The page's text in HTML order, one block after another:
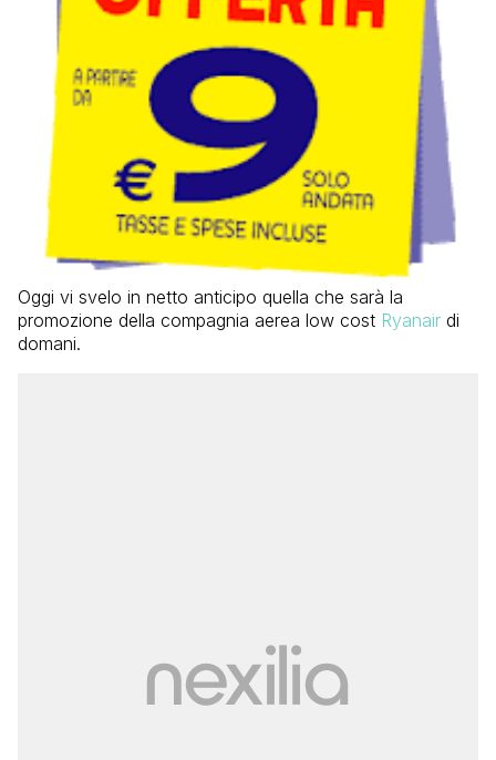
Oggi vi svelo in netto anticipo quella che sarà la
promozione della compagnia aerea low cost Ryanair di
domani.